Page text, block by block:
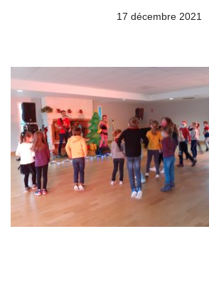
17 décembre 2021